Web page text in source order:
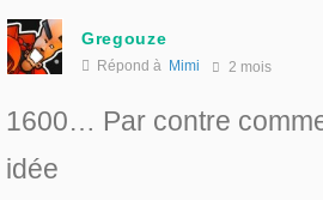
Gregouze
Répond à Mimi 2 mois
1600… Par contre
idée